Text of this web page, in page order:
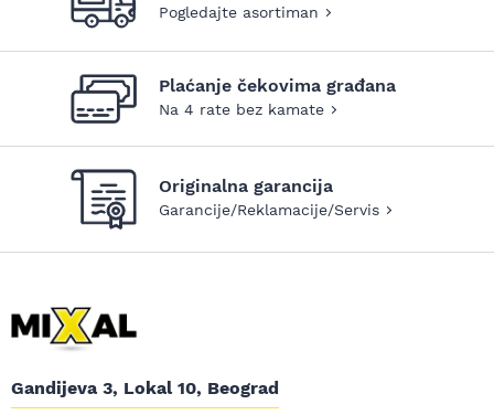
Pogledajte asortiman
Plaćanje čekovima građana
Na 4 rate bez kamate
Originalna garancija
Garancije/Reklamacije/Servis
Gandijeva 3, Lokal 10, Beograd